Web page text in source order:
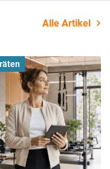
Alle Artikel